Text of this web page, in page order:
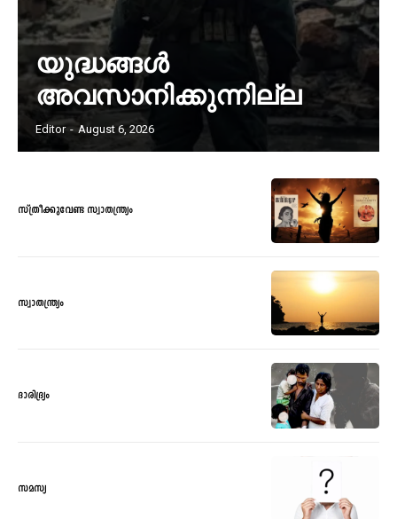
യുദ്ധങ്ങൾ
അവസാനിക്കുന്നില്ല
Editor - August 6, 2026
സ്ത്രീക്കുവേണ്ട സ്വാതന്ത്ര്യം
സ്വാതന്ത്ര്യം
ദാരിദ്ര്യം
സമസ്യ